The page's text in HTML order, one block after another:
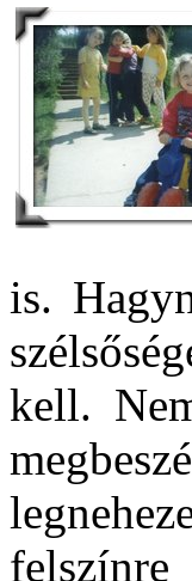
is.
kell.